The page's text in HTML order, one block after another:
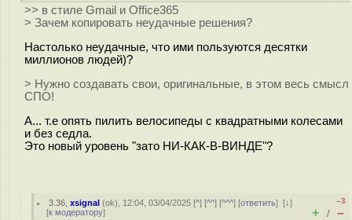
>> в стиле Gmail и Office365
> Зачем копировать неудачные решения?
Настолько неудачные, что ими пользуются десятки
миллионов людей)?
> Нужно создавать свои, оригинальные, в этом весь смысл
СПО!
А... т.е опять пилить велосипеды с квадратными колесами
и без седла.
Это новый уровень "зато НИ-КАК-В-ВИНДЕ"?
3.36 ,xsignal (ok), 12:04, 03/04/2025 [^] [^^] [^^^] [ответить][↓]
[к модератору]
–3
+ / –